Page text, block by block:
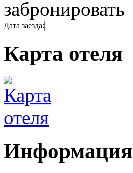
забронировать
Дата заезда:
Карта отеля
Информация